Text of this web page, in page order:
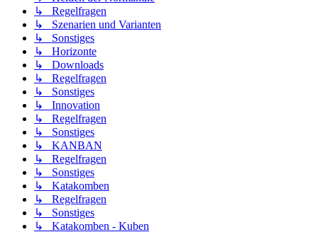
↳ Regelfragen
↳ Szenarien und Varianten
↳ Sonstiges
↳ Horizonte
↳ Downloads
↳ Regelfragen
↳ Sonstiges
↳ Innovation
↳ Regelfragen
↳ Sonstiges
↳ KANBAN
↳ Regelfragen
↳ Sonstiges
↳ Katakomben
↳ Regelfragen
↳ Sonstiges
↳ Katakomben - Kuben